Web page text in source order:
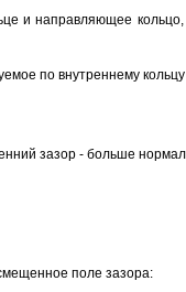
и направляющее
по внутреннему кольцу
зазор - больше
поле зазора: